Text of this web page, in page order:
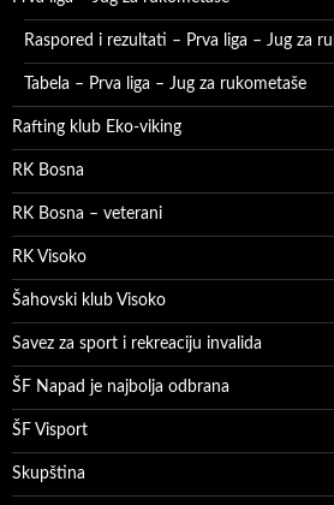
Raspored i rezultati – Prva liga – Jug za
Tabela – Prva liga – Jug za rukometaše
Rafting klub Eko-viking
RK Bosna
RK Bosna – veterani
RK Visoko
Šahovski klub Visoko
Savez za sport i rekreaciju invalida
ŠF Napad je najbolja odbrana
ŠF Visport
Skupština